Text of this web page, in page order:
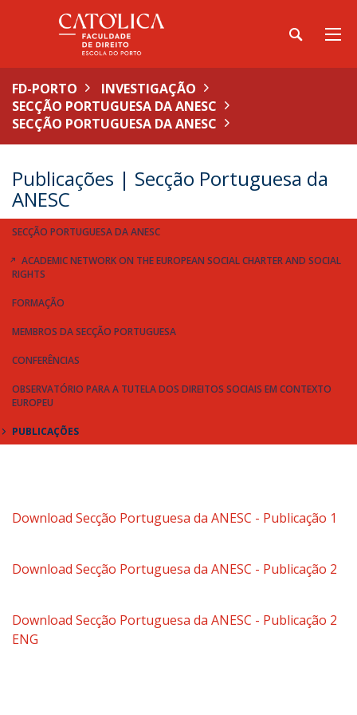
FD-PORTO
INVESTIGAÇÃO
SECÇÃO PORTUGUESA DA ANESC
SECÇÃO PORTUGUESA DA ANESC
Publicações | Secção Portuguesa da
ANESC
SECÇÃO PORTUGUESA DA ANESC
ACADEMIC NETWORK ON THE EUROPEAN SOCIAL CHARTER AND SOCIAL
RIGHTS
FORMAÇÃO
MEMBROS DA SECÇÃO PORTUGUESA
CONFERÊNCIAS
OBSERVATÓRIO PARA A TUTELA DOS DIREITOS SOCIAIS EM CONTEXTO
EUROPEU
PUBLICAÇÕES
Download Secção Portuguesa da ANESC - Publicação 1
Download Secção Portuguesa da ANESC - Publicação 2
Download Secção Portuguesa da ANESC - Publicação 2
ENG